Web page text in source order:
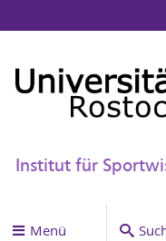
Institut für
Menü